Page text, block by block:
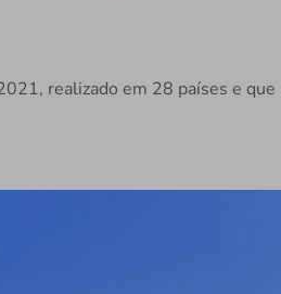
realizado em 28 países e